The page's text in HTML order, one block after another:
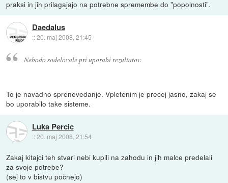
praksi in jih prilagajajo na potrebne spremembe do "popolnosti".
Daedalus
::20. maj 2008, 21:45
Nebodo sodelovale pri uporabi rezultatov.
To je navadno sprenevedanje. Vpletenim je precej jasno, zakaj se
bo uporabilo take sisteme.
Luka Percic
::20. maj 2008, 21:54
Zakaj kitajci teh stvari nebi kupili na zahodu in jih malce predelali
za svoje potrebe?
(sej to v bistvu počnejo)